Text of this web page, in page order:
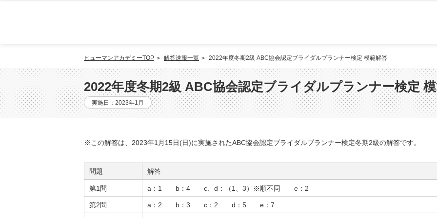
ヒューマンアカデミーTOP 解答速報一覧 2022年度冬期2級 ABC協会認定ブライダルプランナー検定 模範解答
2022年度冬期2級 ABC協会認定ブライダルプランナー検定
実施日：2023年1月
※この解答は、2023年1月15日(日)に実施されたABC協会認定ブライダルプランナー検定冬期2級の解答です。
問題 解答
第1問 a：1 b：4 c、d：（1、3）※順不同 e：2
第2問 a：2 b：3 c：2 d：5 e：7